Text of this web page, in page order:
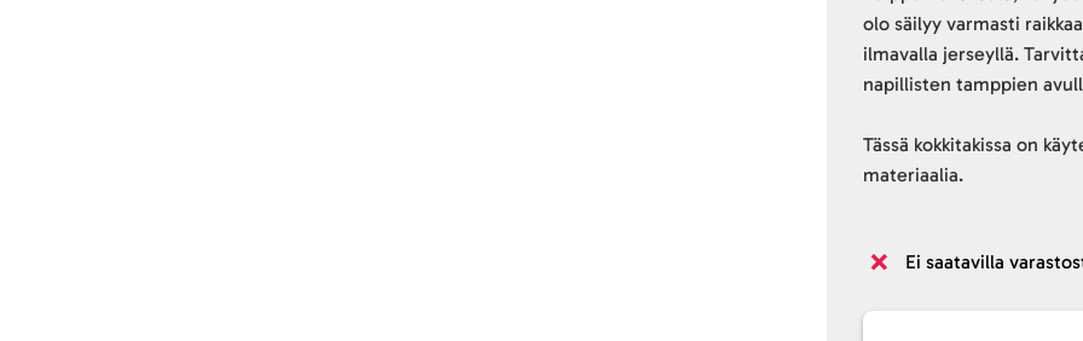
olo säilyy varmasti
ilmavalla jerseyllä.
napillisten tamppien
Tässä kokkitakissa on
materiaalia.
Ei saatavilla